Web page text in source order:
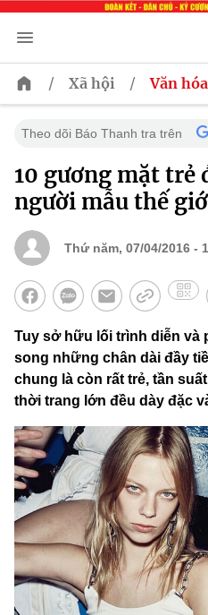
/ Xã hội / Văn
Theo dõi Báo Thanh tra trên
10 gương mặt trẻ
người mẫu thế
Thứ năm, 07/04/2016 -
Tuy sở hữu lối trình diễn và
song những chân dài đầy
chung là còn rất trẻ, tần
thời trang lớn đều dày đặc